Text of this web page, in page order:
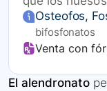
Osteofos,
bifosfonatos
Venta con
El alendronato